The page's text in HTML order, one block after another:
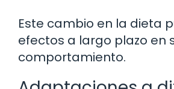
Este cambio en la dieta
efectos a largo plazo en
comportamiento.